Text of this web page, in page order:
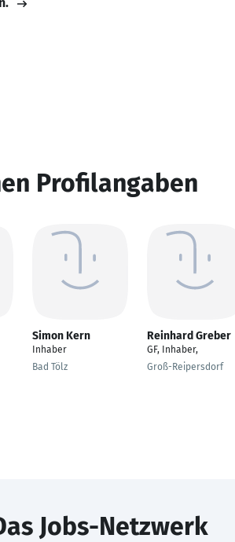
Profilangaben
Simon Kern
Inhaber
Bad Tölz
Reinhard Greber
GF, Inhaber,
Groß-Reipersdorf
Jobs-Netzwerk